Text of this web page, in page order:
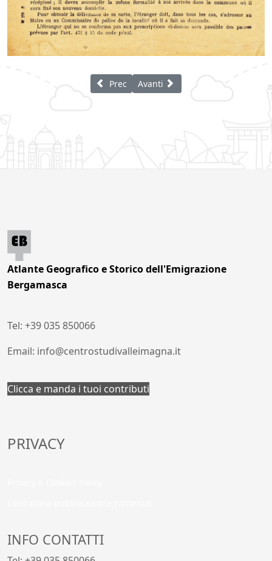
Articolo precedente: Commercianti di
Prec Articolo successivo: Famiglia di
Avanti
Atlante Geografico e Storico dell'Emigrazione
Bergamasca
Tel: +39 035 850066
Email: info@centrostudivalleimagna.it
Clicca e manda i tuoi contributi
PRIVACY
INFO CONTATTI